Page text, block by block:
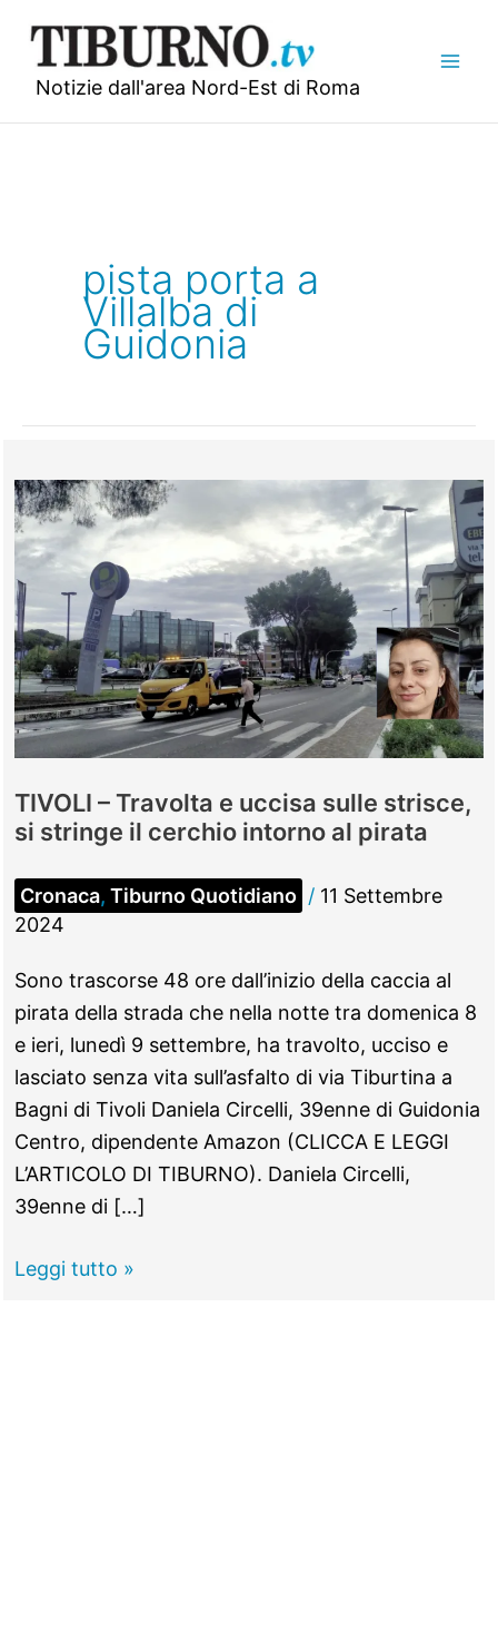
contenuto
Notizie dall'area Nord-Est di Roma
pista porta a
Villalba di
Guidonia
TIVOLI – Travolta e uccisa sulle strisce,
si stringe il cerchio intorno al pirata
Cronaca, Tiburno Quotidiano / 11 Settembre
2024
Sono trascorse 48 ore dall’inizio della caccia al
pirata della strada che nella notte tra domenica 8
e ieri, lunedì 9 settembre, ha travolto, ucciso e
lasciato senza vita sull’asfalto di via Tiburtina a
Bagni di Tivoli Daniela Circelli, 39enne di Guidonia
Centro, dipendente Amazon (CLICCA E LEGGI
L’ARTICOLO DI TIBURNO). Daniela Circelli,
39enne di […]
TIVOLI
Leggi tutto »